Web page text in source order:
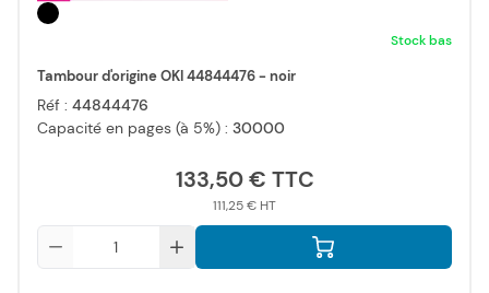
Stock bas
Tambour d'origine OKI 44844476 - noir
Réf : 44844476
Capacité en pages (à 5%) : 30000
133,50 €
111,25 €